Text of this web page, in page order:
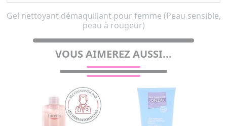
Gel nettoyant démaquillant pour femme (Peau sensible,
peau à rougeur)
VOUS AIMEREZ AUSSI...